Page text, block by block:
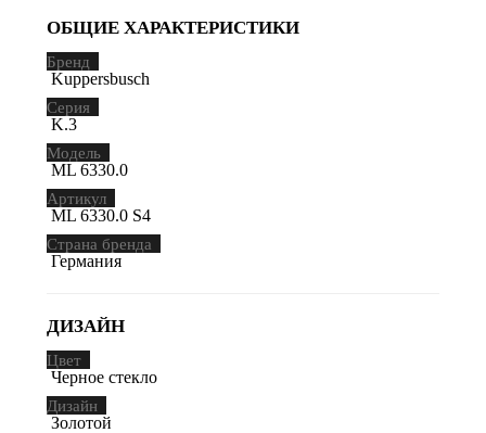
ОБЩИЕ ХАРАКТЕРИСТИКИ
Бренд
Kuppersbusch
Серия
K.3
Модель
ML 6330.0
Артикул
ML 6330.0 S4
Страна бренда
Германия
ДИЗАЙН
Цвет
Черное стекло
Дизайн
Золотой